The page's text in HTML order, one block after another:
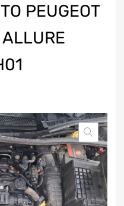
PEUGEOT